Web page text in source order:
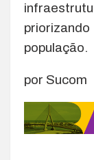
população.
por Sucom